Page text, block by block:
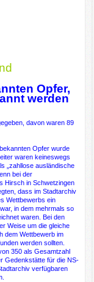
Opfer,
werden
davon waren 89
Opfer wurde
waren keineswegs
„zahllose ausländische
bei der
Hirsch in Schwetzingen
dass im Stadtarchiv
Wettbewerbs ein
in dem mehrmals so
waren. Bei den
Weise um die gleiche
dem Wettbewerb im
werden sollten.
350 als Gesamtzahl
Gedenkstätte für die NS-
verfügbaren